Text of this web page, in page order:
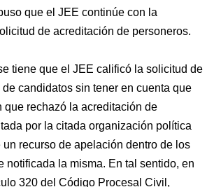
que el JEE continúe con la
de acreditación de personeros.
tiene que el JEE calificó la solicitud de
candidatos sin tener en cuenta que
que rechazó la acreditación de
por la citada organización política
recurso de apelación dentro de los
notificada la misma. En tal sentido, en
320 del Código Procesal Civil,